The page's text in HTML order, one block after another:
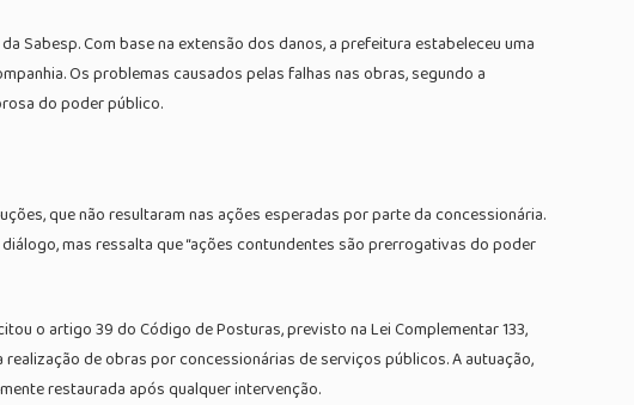
Com base na extensão dos danos, a prefeitura estabeleceu uma
Os problemas causados pelas falhas nas obras, segundo a
do poder público.
que não resultaram nas ações esperadas por parte da concessionária.
mas ressalta que “ações contundentes são prerrogativas do poder
o artigo 39 do Código de Posturas, previsto na Lei Complementar 133,
de obras por concessionárias de serviços públicos. A autuação,
restaurada após qualquer intervenção.